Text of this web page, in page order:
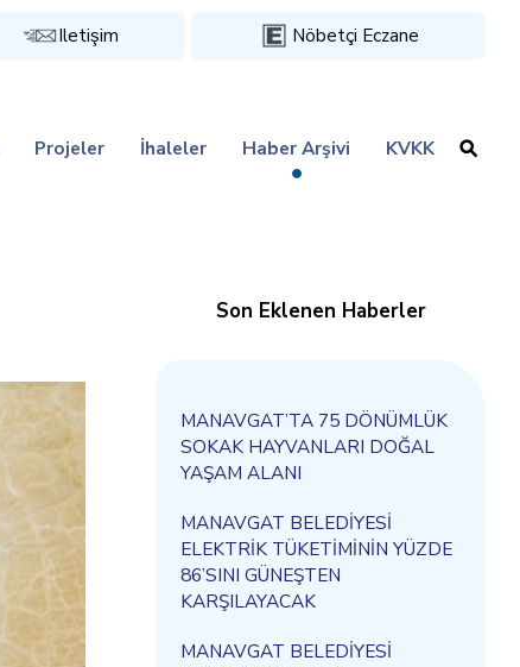
Iletişim Nöbetçi Eczane
Projeler İhaleler Haber Arşivi KVKK
Son Eklenen Haberler
MANAVGAT’TA 75 DÖNÜMLÜK
SOKAK HAYVANLARI DOĞAL
YAŞAM ALANI
MANAVGAT BELEDİYESİ
ELEKTRİK TÜKETİMİNİN YÜZDE
86’SINI GÜNEŞTEN
KARŞILAYACAK
MANAVGAT BELEDİYESİ